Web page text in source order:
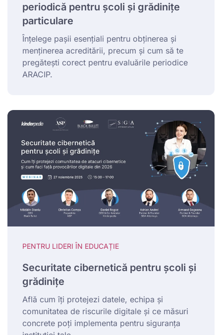
periodică pentru școli și grădinițe
particulare
Înțelege pașii esențiali pentru obținerea și
menținerea acreditării, precum și cum să te
pregătești corect pentru evaluările periodice
ARACIP.
PENTRU LIDERI ÎN EDUCAȚIE
Securitate cibernetică pentru școli și
grădinițe
Află cum îți protejezi datele, echipa și
comunitatea de riscurile digitale și ce măsuri
concrete poți implementa pentru siguranța